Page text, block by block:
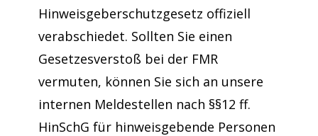
Hinweisgeberschutzgesetz offiziell
verabschiedet. Sollten Sie einen
Gesetzesverstoß bei der FMR
vermuten, können Sie sich an unsere
internen Meldestellen nach §§12 ff.
HinSchG für hinweisgebende Personen